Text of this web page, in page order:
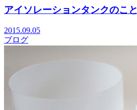
アイソレーションタンクのこと
2015.09.05
ブログ